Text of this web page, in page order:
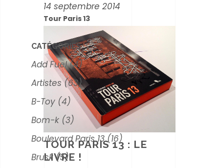
14 septembre 2014
Tour Paris 13
TOUR PARIS 13 : LE
LIVRE !
CATÉGORIES
Add Fuel(4)
Artistes(63)
B-Toy (4)
Bom-k (3)
Boulevard Paris 13(16)
Brusk(5)